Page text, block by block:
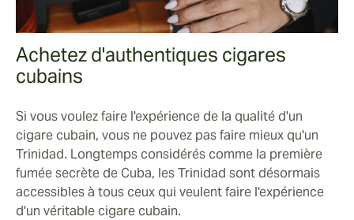
Achetez d'authentiques cigares
cubains
Si vous voulez faire l'expérience de la qualité d'un
cigare cubain, vous ne pouvez pas faire mieux qu'un
Trinidad. Longtemps considérés comme la première
fumée secrète de Cuba, les Trinidad sont désormais
accessibles à tous ceux qui veulent faire l'expérience
d'un véritable cigare cubain.